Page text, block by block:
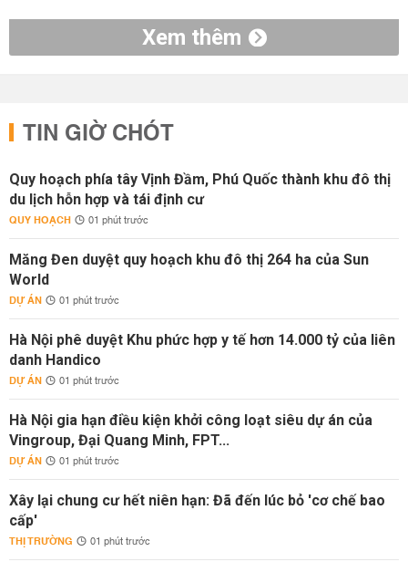
Xem thêm
TIN GIỜ CHÓT
Quy hoạch phía tây Vịnh Đầm, Phú Quốc thành khu đô thị
du lịch hỗn hợp và tái định cư
QUY HOẠCH 01 phút trước
Măng Đen duyệt quy hoạch khu đô thị 264 ha của Sun
World
DỰ ÁN 01 phút trước
Hà Nội phê duyệt Khu phức hợp y tế hơn 14.000 tỷ của liên
danh Handico
DỰ ÁN 01 phút trước
Hà Nội gia hạn điều kiện khởi công loạt siêu dự án của
Vingroup, Đại Quang Minh, FPT...
DỰ ÁN 01 phút trước
Xây lại chung cư hết niên hạn: Đã đến lúc bỏ 'cơ chế bao
cấp'
THỊ TRƯỜNG 01 phút trước